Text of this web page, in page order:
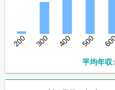
200 300 400 500
平均年収